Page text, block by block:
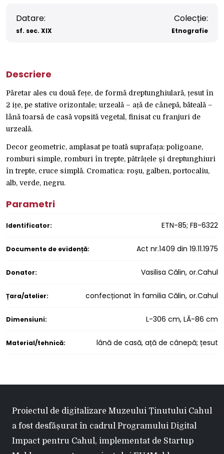
Datare:
sf. sec. XIX
Colecție:
Etnografie
Descriere
Păretar ales cu două fețe, de formă dreptunghiulară, țesut în
2 ițe, pe stative orizontale; urzeală – ață de cânepă, băteală –
lână toarsă de casă vopsită vegetal, finisat cu franjuri de
urzeală.
Decor geometric, amplasat pe toată suprafața: poligoane,
romburi simple, romburi în trepte, pătrățele și dreptunghiuri
în trepte, cruce simplă. Cromatica: roşu, galben, portocaliu,
alb, verde, negru.
Parametri
Identificator: ETN-85; FB-6322
Documente de evidență: Act nr.1409 din 19.11.1975
Donator: Vasilisa Călin, or.Cahul
Țara/atelier: confecționat în familia Călin, or.Cahul
Dimensiuni: L-306 cm, LĂ-86 cm
Material/tehnică: lână de casă, ață de cânepă; țesut
Proiectul de digitalizare Muzeului Ținutului Cahul
a fost desfășurat în cadrul Programului Digital
Impact pentru Cahul, implementat de Startup